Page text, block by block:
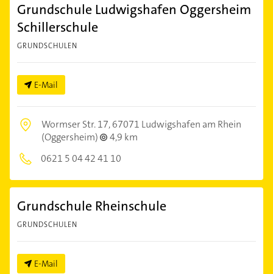
Grundschule Ludwigshafen Oggersheim
Schillerschule
GRUNDSCHULEN
E-Mail
Wormser Str. 17,67071 Ludwigshafen am Rhein
(Oggersheim)
4,9 km
0621 5 04 42 41 10
Grundschule Rheinschule
GRUNDSCHULEN
E-Mail